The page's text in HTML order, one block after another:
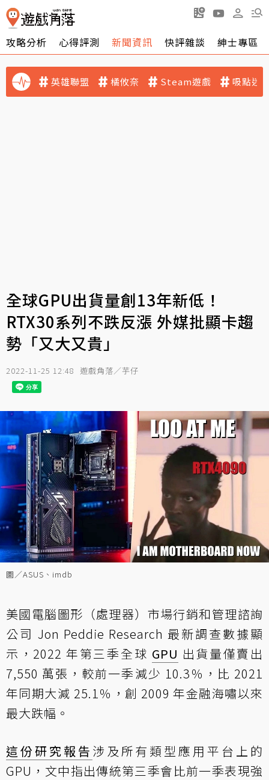
攻略分析 心得評測 新聞資訊 快評雜談 紳士專區
英雄聯盟 橘攸奈 Steam遊戲 吸點迷
全球GPU出貨量創13年新低！
RTX30系列不跌反漲 外媒批顯卡趨
勢「又大又貴」
2022-11-25 12:48 遊戲角落／芋仔
圖／ASUS、imdb
美國電腦圖形（處理器）市場行銷和管理諮詢
公司 Jon Peddie Research 最新調查數據顯
示，2022 年第三季全球 GPU 出貨量僅賣出
7,550 萬張，較前一季減少 10.3％，比 2021
年同期大減 25.1％，創 2009 年金融海嘯以來
最大跌幅。
這份研究報告 涉及所有類型應用平台上的
GPU，文中指出傳統第三季會比前一季表現強